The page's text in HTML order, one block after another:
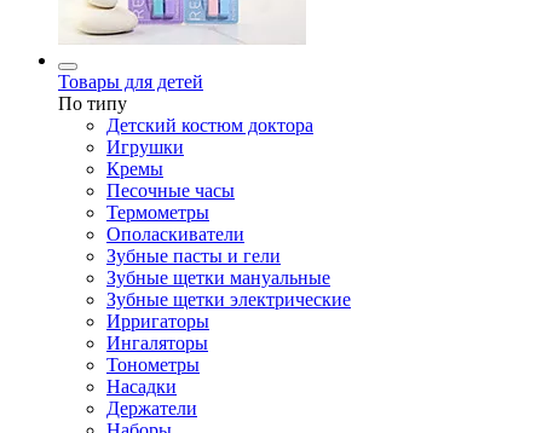
Товары для детей
По типу
Детский костюм доктора
Игрушки
Кремы
Песочные часы
Термометры
Ополаскиватели
Зубные пасты и гели
Зубные щетки мануальные
Зубные щетки электрические
Ирригаторы
Ингаляторы
Тонометры
Насадки
Держатели